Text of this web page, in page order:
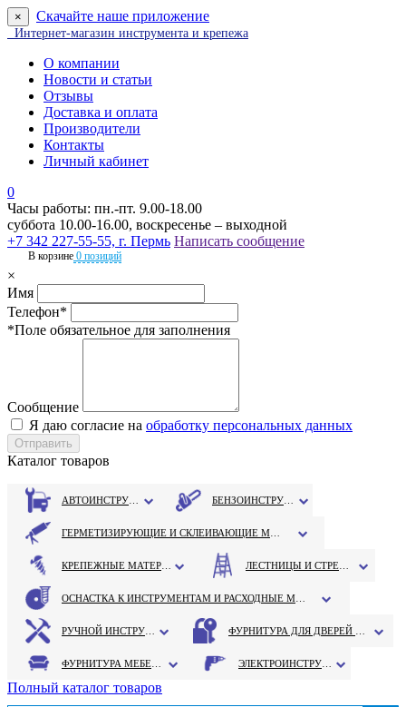
× Скачайте наше приложение
Интернет-магазин инструмента и крепежа
О компании
Новости и статьи
Отзывы
Доставка и оплата
Производители
Контакты
Личный кабинет
0
Часы работы: пн.-пт. 9.00-18.00
суббота 10.00-16.00, воскресенье – выходной
+7 342 227-55-55, г. Пермь Написать сообщение
В корзине 0 позиций
×
Имя
Телефон*
*Поле обязательное для заполнения
Сообщение
Я даю согласие на обработку персональных данных
Каталог товаров
Полный каталог товаров